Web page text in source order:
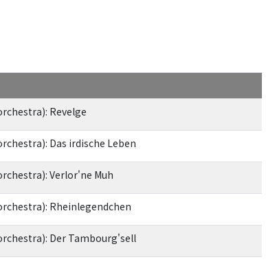
Revelge
Das irdische Leben
Verlor'ne Muh
Rheinlegendchen
Der Tambourg'sell